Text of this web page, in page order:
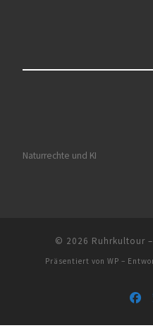
Naturrechte und KI
© 2026 Ruhrkultour–
Präsentiert von WP –